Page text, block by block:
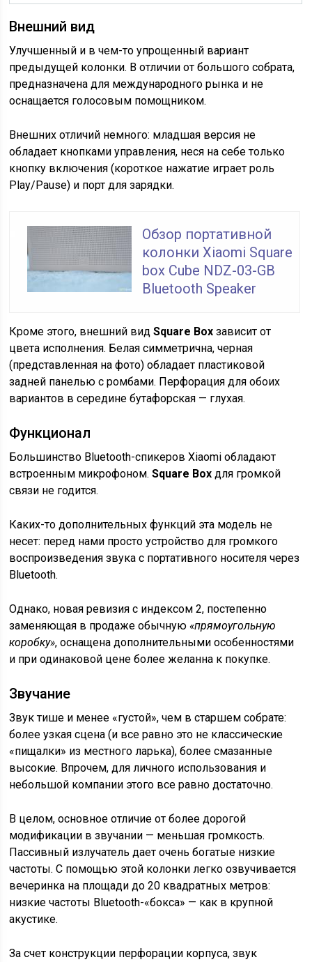
Внешний вид
Улучшенный и в чем-то упрощенный вариант
предыдущей колонки. В отличии от большого собрата,
предназначена для международного рынка и не
оснащается голосовым помощником.
Внешних отличий немного: младшая версия не
обладает кнопками управления, неся на себе только
кнопку включения (короткое нажатие играет роль
Play/Pause) и порт для зарядки.
Обзор портативной
колонки Xiaomi Square
box Cube NDZ-03-GB
Bluetooth Speaker
Кроме этого, внешний видSquare Box зависит от
цвета исполнения. Белая симметрична, черная
(представленная на фото) обладает пластиковой
задней панелью с ромбами. Перфорация для обоих
вариантов в середине бутафорская — глухая.
Функционал
Большинство Bluetooth-спикеров Xiaomi обладают
встроенным микрофоном.Square Box для громкой
связи не годится.
Каких-то дополнительных функций эта модель не
несет: перед нами просто устройство для громкого
воспроизведения звука с портативного носителя через
Bluetooth.
Однако, новая ревизия с индексом 2, постепенно
заменяющая в продаже обычную«прямоугольную
коробку», оснащена дополнительными особенностями
и при одинаковой цене более желанна к покупке.
Звучание
Звук тише и менее «густой», чем в старшем собрате:
более узкая сцена (и все равно это не классические
«пищалки» из местного ларька), более смазанные
высокие. Впрочем, для личного использования и
небольшой компании этого все равно достаточно.
В целом, основное отличие от более дорогой
модификации в звучании — меньшая громкость.
Пассивный излучатель дает очень богатые низкие
частоты. С помощью этой колонки легко озвучивается
вечеринка на площади до 20 квадратных метров:
низкие частоты Bluetooth-«бокса» — как в крупной
акустике.
За счет конструкции перфорации корпуса, звук